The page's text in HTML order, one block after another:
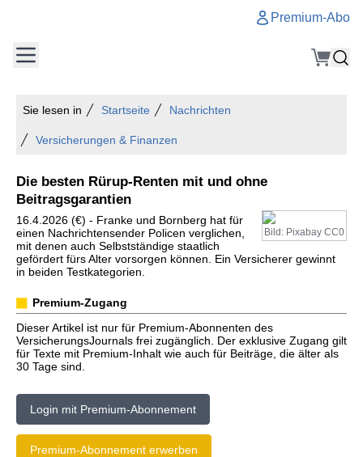
Premium-Abo
Sie lesen in Startseite Nachrichten
Versicherungen & Finanzen
Die besten Rürup-Renten mit und ohne
Beitragsgarantien
Bild: Pixabay CC0
16.4.2026 (€) - Franke und Bornberg hat für
einen Nachrichtensender Policen verglichen,
mit denen auch Selbstständige staatlich
gefördert fürs Alter vorsorgen können. Ein Versicherer gewinnt
in beiden Testkategorien.
Premium-Zugang
Dieser Artikel ist nur für Premium-Abonnenten des
VersicherungsJournals frei zugänglich. Der exklusive Zugang gilt
für Texte mit Premium-Inhalt wie auch für Beiträge, die älter als
30 Tage sind.
Login mit Premium-Abonnement
Premium-Abonnement erwerben